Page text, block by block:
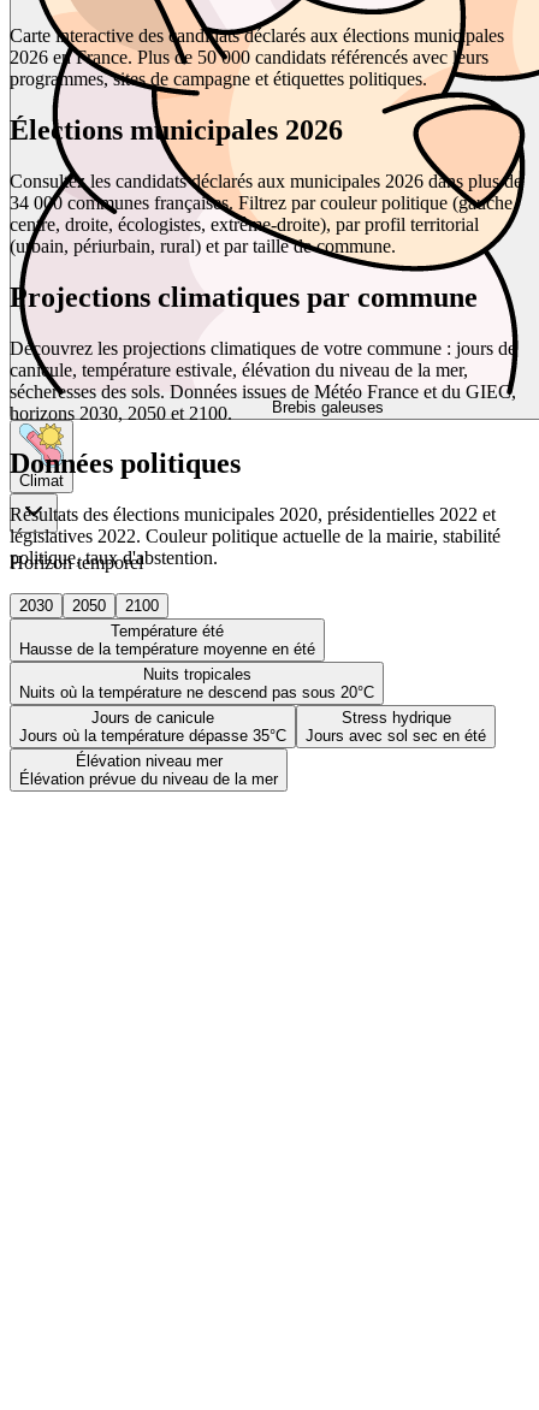
Brebis galeuses
Climat
Horizon temporel
2030 2050
2100
Température été
Hausse de la température moyenne en été
Nuits tropicales
Nuits où la température ne descend pas sous 20°C
Jours de canicule
Jours où la température dépasse 35°C
Stress hydrique
Jours avec sol sec en été
Élévation niveau mer
Élévation prévue du niveau de la mer
Carte interactive des candidats déclarés aux élections municipales
2026 en France. Plus de 50 000 candidats référencés avec leurs
programmes, sites de campagne et étiquettes politiques.
Élections municipales 2026
Consultez les candidats déclarés aux municipales 2026 dans plus de
34 000 communes françaises. Filtrez par couleur politique (gauche,
centre, droite, écologistes, extrême-droite), par profil territorial
(urbain, périurbain, rural) et par taille de commune.
Projections climatiques par commune
Découvrez les projections climatiques de votre commune : jours de
canicule, température estivale, élévation du niveau de la mer,
sécheresses des sols. Données issues de Météo France et du GIEC,
horizons 2030, 2050 et 2100.
Données politiques
Résultats des élections municipales 2020, présidentielles 2022 et
législatives 2022. Couleur politique actuelle de la mairie, stabilité
politique, taux d'abstention.